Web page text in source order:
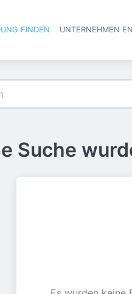
FINDEN UNTERNEHMEN
Suche